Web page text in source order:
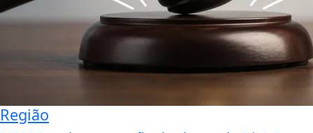
Região